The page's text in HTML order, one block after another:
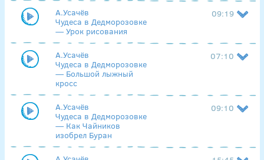
А.Усачёв
Чудеса в Дедморозовке
— Урок рисования
09:19
А.Усачёв
Чудеса в Дедморозовке
— Большой лыжный
кросс
07:10
А.Усачёв
Чудеса в Дедморозовке
— Как Чайников
изобрел Буран
09:10